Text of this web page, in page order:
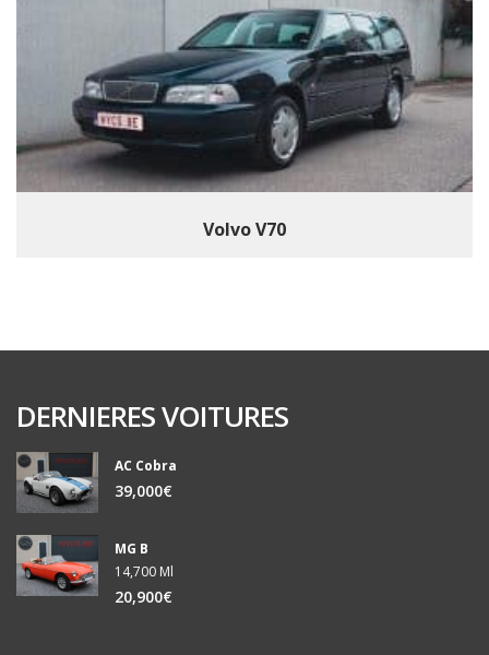
Volvo V70
DERNIERES VOITURES
AC Cobra
39,000€
MG B
14,700 Ml
20,900€